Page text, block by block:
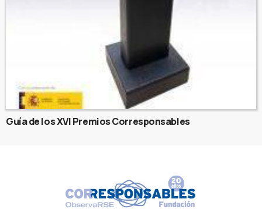
Guía de los XVI Premios Corresponsables